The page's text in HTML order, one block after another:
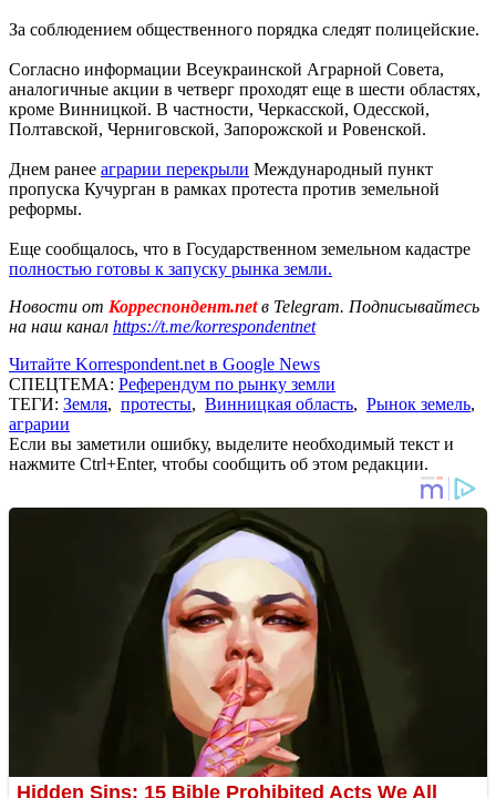
За соблюдением общественного порядка следят полицейские.
Согласно информации Всеукраинской Аграрной Совета,
аналогичные акции в четверг проходят еще в шести областях,
кроме Винницкой. В частности, Черкасской, Одесской,
Полтавской, Черниговской, Запорожской и Ровенской.
Днем ранее аграрии перекрыли Международный пункт
пропуска Кучурган в рамках протеста против земельной
реформы.
Еще сообщалось, что в Государственном земельном кадастре
полностью готовы к запуску рынка земли.
Новости от Корреспондент.netв Telegram. Подписывайтесь
на наш канал https://t.me/korrespondentnet
Читайте Korrespondent.net в Google News
СПЕЦТЕМА: Референдум по рынку земли
ТЕГИ: Земля, протесты, Винницкая область, Рынок земель,
аграрии
Если вы заметили ошибку, выделите необходимый текст и
нажмите Ctrl+Enter, чтобы сообщить об этом редакции.